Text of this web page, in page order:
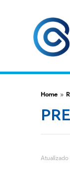
Home »
Atualizado